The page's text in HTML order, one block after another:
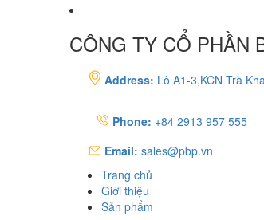
CÔNG TY CỔ PHẦN
Address: Lô A1-3,KCN Trà
Phone: +84 2913 957 555
Email: sales@pbp.vn
Trang chủ
Giới thiệu
Sản phẩm